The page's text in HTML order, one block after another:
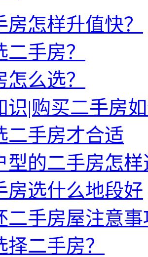
房怎样升值快？
手房？
么选？
识|购买二手房
二手房才合适
型的二手房怎样
房选什么地段好
二手房屋注意事
二手房？